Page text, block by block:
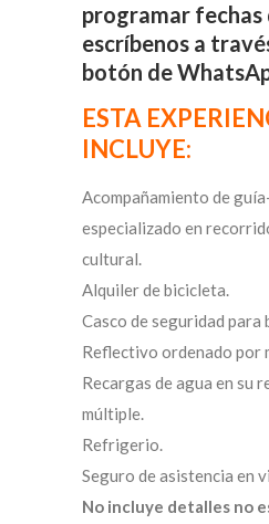
programar
escríbenos a
botón de
ESTA
INCLUYE:
Acompañamiento de
especializado en
cultural.
Alquiler de bicicleta.
Casco de seguridad para
Reflectivo ordenado por
Recargas de agua en su
múltiple.
Refrigerio.
Seguro de asistencia en
No incluye detalles no